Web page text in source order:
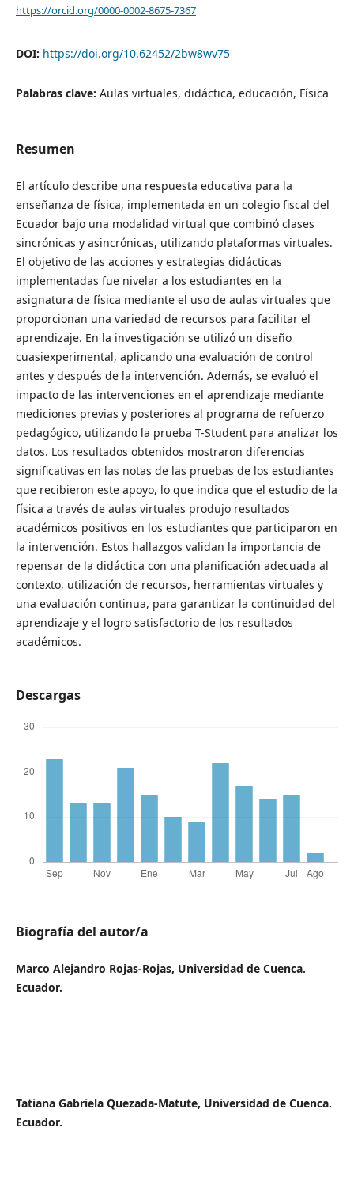
https://orcid.org/0000-0002-8675-7367
DOI: https://doi.org/10.62452/2bw8wv75
Palabras clave: Aulas virtuales, didáctica, educación, Física
Resumen
El artículo describe una respuesta educativa para la
enseñanza de física, implementada en un colegio fiscal del
Ecuador bajo una modalidad virtual que combinó clases
sincrónicas y asincrónicas, utilizando plataformas virtuales.
El objetivo de las acciones y estrategias didácticas
implementadas fue nivelar a los estudiantes en la
asignatura de física mediante el uso de aulas virtuales que
proporcionan una variedad de recursos para facilitar el
aprendizaje. En la investigación se utilizó un diseño
cuasiexperimental, aplicando una evaluación de control
antes y después de la intervención. Además, se evaluó el
impacto de las intervenciones en el aprendizaje mediante
mediciones previas y posteriores al programa de refuerzo
pedagógico, utilizando la prueba T-Student para analizar los
datos. Los resultados obtenidos mostraron diferencias
significativas en las notas de las pruebas de los estudiantes
que recibieron este apoyo, lo que indica que el estudio de la
física a través de aulas virtuales produjo resultados
académicos positivos en los estudiantes que participaron en
la intervención. Estos hallazgos validan la importancia de
repensar de la didáctica con una planificación adecuada al
contexto, utilización de recursos, herramientas virtuales y
una evaluación continua, para garantizar la continuidad del
aprendizaje y el logro satisfactorio de los resultados
académicos.
Descargas
Biografía del autor/a
Marco Alejandro Rojas-Rojas, Universidad de Cuenca.
Ecuador.
Tatiana Gabriela Quezada-Matute, Universidad de Cuenca.
Ecuador.